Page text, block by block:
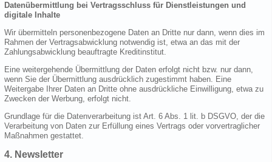
Datenübermittlung bei Vertragsschluss für Dienstleistungen und
digitale Inhalte
Wir übermitteln personenbezogene Daten an Dritte nur dann, wenn dies im
Rahmen der Vertragsabwicklung notwendig ist, etwa an das mit der
Zahlungsabwicklung beauftragte Kreditinstitut.
Eine weitergehende Übermittlung der Daten erfolgt nicht bzw. nur dann,
wenn Sie der Übermittlung ausdrücklich zugestimmt haben. Eine
Weitergabe Ihrer Daten an Dritte ohne ausdrückliche Einwilligung, etwa zu
Zwecken der Werbung, erfolgt nicht.
Grundlage für die Datenverarbeitung ist Art. 6 Abs. 1 lit. b DSGVO, der die
Verarbeitung von Daten zur Erfüllung eines Vertrags oder vorvertraglicher
Maßnahmen gestattet.
4. Newsletter